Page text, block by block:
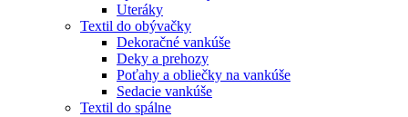
Uteráky
Textil do obývačky
Dekoračné vankúše
Deky a prehozy
Poťahy a obliečky na vankúše
Sedacie vankúše
Textil do spálne